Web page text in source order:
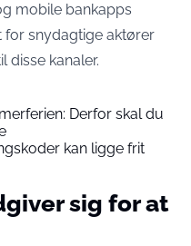
mobile bankapps
snydagtige aktører
disse kanaler.
Derfor skal du
kan ligge frit
sig for at